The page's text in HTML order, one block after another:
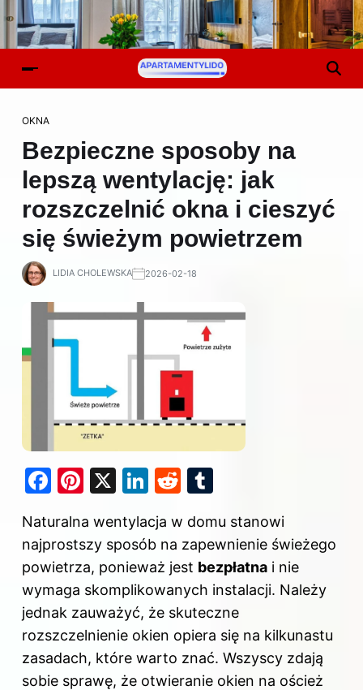
OKNA
Bezpieczne sposoby na
lepszą wentylację: jak
rozszczelnić okna i cieszyć
się świeżym powietrzem
LIDIA CHOLEWSKA 2026-02-18
F
c
e
b
o
o
k
Pi
er
e
st
X
Li
k
e
dI
n
R
d
di
t
m
bl
r
Naturalna wentylacja w domu stanowi
najprostszy sposób na zapewnienie świeżego
powietrza, ponieważ jest bezpłatna i nie
wymaga skomplikowanych instalacji. Należy
jednak zauważyć, że skuteczne
rozszczelnienie okien opiera się na kilkunastu
zasadach, które warto znać. Wszyscy zdają
sobie sprawę, że otwieranie okien na oścież